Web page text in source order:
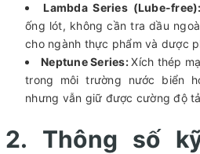
Lambda Series (Lube-
ống lót, không cần tra dầu
cho ngành thực phẩm và dược
Neptune Series:Xích thép
trong môi trường nước biển
nhưng vẫn giữ được cường độ
2. Thông số